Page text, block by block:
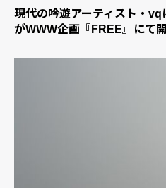
現代の吟遊アーティスト・
がWWW企画『FREE』にて